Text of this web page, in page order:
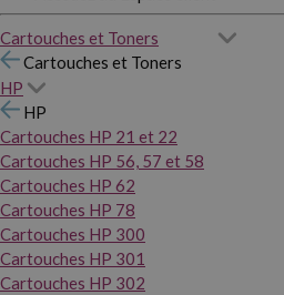
Cartouches et Toners
Cartouches et Toners
HP
HP
Cartouches HP 21 et 22
Cartouches HP 56, 57 et 58
Cartouches HP 62
Cartouches HP 78
Cartouches HP 300
Cartouches HP 301
Cartouches HP 302